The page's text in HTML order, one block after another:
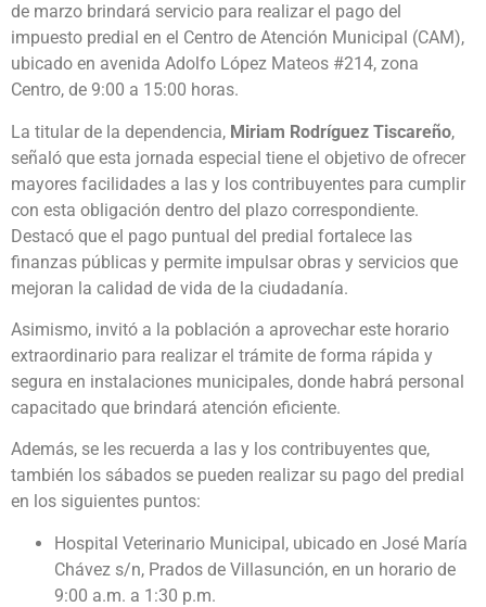
de marzo brindará servicio para realizar el pago del
impuesto predial en el Centro de Atención Municipal (CAM),
ubicado en avenida Adolfo López Mateos #214, zona
Centro, de 9:00 a 15:00 horas.
La titular de la dependencia, Miriam Rodríguez Tiscareño,
señaló que esta jornada especial tiene el objetivo de ofrecer
mayores facilidades a las y los contribuyentes para cumplir
con esta obligación dentro del plazo correspondiente.
Destacó que el pago puntual del predial fortalece las
finanzas públicas y permite impulsar obras y servicios que
mejoran la calidad de vida de la ciudadanía.
Asimismo, invitó a la población a aprovechar este horario
extraordinario para realizar el trámite de forma rápida y
segura en instalaciones municipales, donde habrá personal
capacitado que brindará atención eficiente.
Además, se les recuerda a las y los contribuyentes que,
también los sábados se pueden realizar su pago del predial
en los siguientes puntos:
Hospital Veterinario Municipal, ubicado en José María
Chávez s/n, Prados de Villasunción, en un horario de
9:00 a.m. a 1:30 p.m.